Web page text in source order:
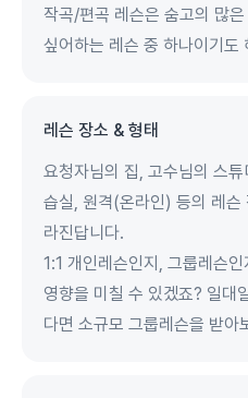
작곡/편곡 레슨은 숨고의 많
싶어하는 레슨 중 하나이기도
레슨 장소 & 형태
요청자님의 집, 고수님의 스
습실, 원격(온라인) 등의 레슨
라진답니다.
1:1 개인레슨인지, 그룹레슨
영향을 미칠 수 있겠죠? 일대
다면 소규모 그룹레슨을 받아